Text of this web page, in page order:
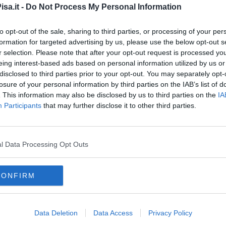
- Do Not Process My Personal Information
opt-out of the sale, sharing to third parties, or processing of your
for targeted advertising by us, please use the below opt-out
selection. Please note that after your opt-out request is processed
interest-based ads based on personal information utilized by us
to third parties prior to your opt-out. You may separately
of your personal information by third parties on the IAB’s list of
This information may also be disclosed by us to third parties on the
Participants that may further disclose it to other third parties.
Data Processing Opt Outs
Data Deletion Data Access Privacy Policy
iscriviti alla Newsletter QUInews - ToscanaMedia.
nella tua casella di posta.
mondiali
80 posti
di Shangai
superiore di pisa
vienna balcani